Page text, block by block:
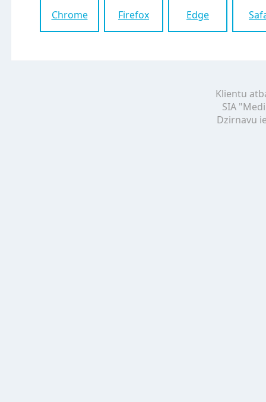
Chrome Firefox Edge
Klientu
SIA
Dzirnavu